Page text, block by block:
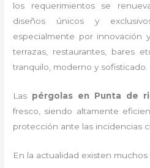
los requerimientos se
diseños únicos y
especialmente por innovación
terrazas, restaurantes, bares
tranquilo, moderno y sofisticado.
Las pérgolas en Punta de
fresco, siendo altamente
protección ante las incidencias
En la actualidad existen